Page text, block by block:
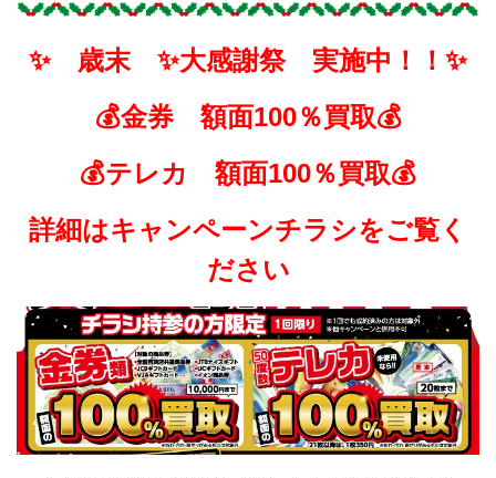
✨ 歳末 ✨大感謝祭 実施中！！✨
💰金券 額面100％買取💰
💰テレカ 額面100％買取💰
詳細はキャンペーンチラシをご覧く
ださい